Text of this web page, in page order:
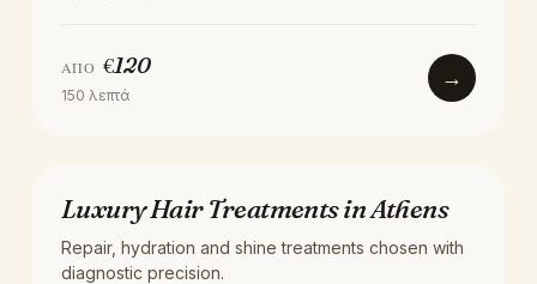
ΑΠΌ €120
150 λεπτά
→
ΘΕΡΑΠΕΊΑ
Luxury Hair Treatments in Athens
Repair, hydration and shine treatments chosen with
diagnostic precision.